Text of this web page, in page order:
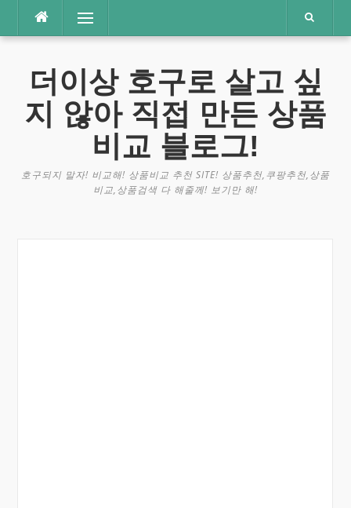
츠
메뉴
더이상 호구로 살고 싶
지 않아 직접 만든 상품
비교 블로그!
호구되지 말자! 비교해! 상품비교 추천 SITE! 상품추천,쿠팡추천,상품
비교,상품검색 다 해줄께! 보기만 해!